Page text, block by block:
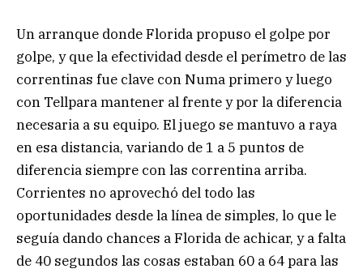
Un arranque donde Florida propuso el golpe por
golpe, y que la efectividad desde el perímetro de las
correntinas fue clave con Numa primero y luego
con Tellpara mantener al frente y por la diferencia
necesaria a su equipo. El juego se mantuvo a raya
en esa distancia, variando de 1 a 5 puntos de
diferencia siempre con las correntina arriba.
Corrientes no aprovechó del todo las
oportunidades desde la línea de simples, lo que le
seguía dando chances a Florida de achicar, y a falta
de 40 segundos las cosas estaban 60 a 64 para las